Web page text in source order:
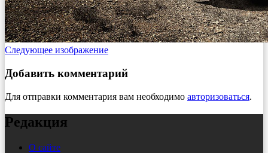
Следующее изображение
Добавить комментарий
Для отправки комментария вам необходимо авторизоваться.
Редакция
О сайте